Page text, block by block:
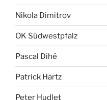
Nikola Dimitrov
OK Südwestpfalz
Pascal Dihé
Patrick Hartz
Peter Hudlet